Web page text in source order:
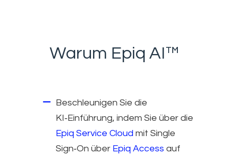
Warum Epiq AI™
Beschleunigen Sie die
KI‑Einführung, indem Sie über die
Epiq Service Cloud mit Single
Sign‑On über Epiq Access auf